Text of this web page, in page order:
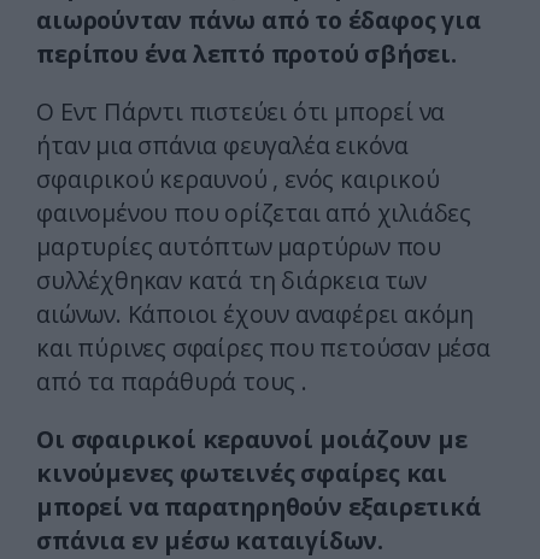
αιωρούνταν πάνω από το έδαφος για
περίπου ένα λεπτό προτού σβήσει.
Ο Εντ Πάρντι πιστεύει ότι μπορεί να
ήταν μια σπάνια φευγαλέα εικόνα
σφαιρικού κεραυνού , ενός καιρικού
φαινομένου που ορίζεται από χιλιάδες
μαρτυρίες αυτόπτων μαρτύρων που
συλλέχθηκαν κατά τη διάρκεια των
αιώνων. Κάποιοι έχουν αναφέρει ακόμη
και πύρινες σφαίρες που πετούσαν μέσα
από τα παράθυρά τους .
Οι σφαιρικοί κεραυνοί μοιάζουν με
κινούμενες φωτεινές σφαίρες και
μπορεί να παρατηρηθούν εξαιρετικά
σπάνια εν μέσω καταιγίδων.